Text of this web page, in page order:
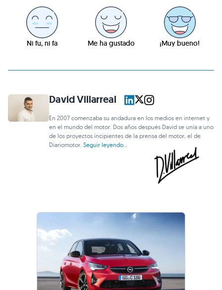
Ni fu, ni fa Me ha gustado ¡Muy bueno!
David Villarreal
En 2007 comenzaba su andadura en los medios en internet y
en el mundo del motor. Dos años después David se unía a uno
de los proyectos incipientes de la prensa del motor, el de
Diariomotor.Seguir leyendo...